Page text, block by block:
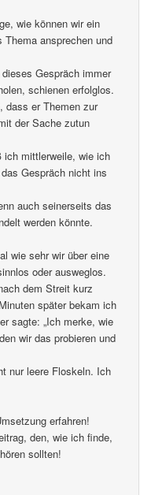
wie können wir ein
ansprechen und
Gespräch immer
schienen erfolglos.
dass er Themen zur
der Sache zutun
ich mittlerweile, wie ich
Gespräch nicht ins
auch seinerseits das
werden könnte.
wie sehr wir über eine
oder ausweglos.
dem Streit kurz
später bekam ich
sagte: „Ich merke, wie
wir das probieren und
nur leere Floskeln. Ich
erfahren!
den, wie ich finde,
sollten!